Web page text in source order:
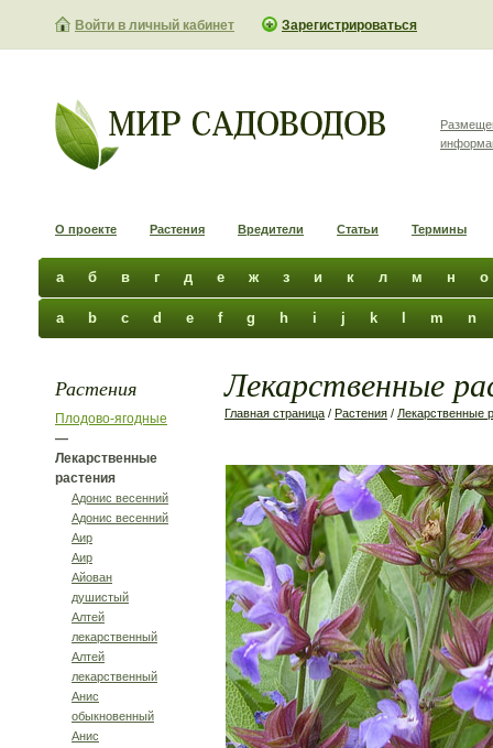
Войти в личный кабинет Зарегистрироваться
О проекте Растения Вредители Статьи Термины
а б в г д е ж з и к л м н о
a b c d e f g h i j k m n
Растения
Плодово-ягодные
—
Лекарственные
растения
Адонис весенний
Адонис весенний
Аир
Аир
Айован
душистый
Алтей
лекарственный
Алтей
лекарственный
Анис
обыкновенный
Анис
Лекарственные
Главная страница / Растения / Лекарственные